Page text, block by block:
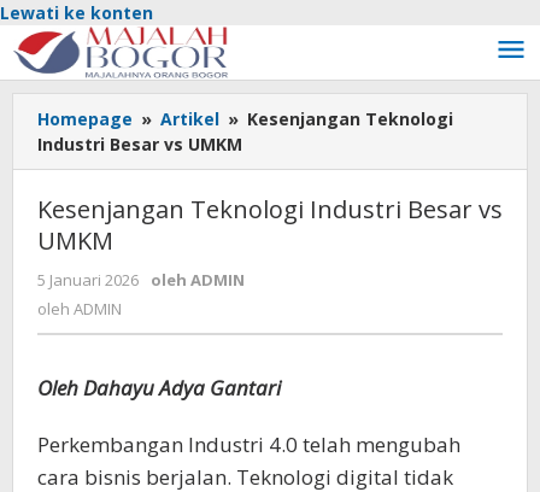
Lewati ke konten
Homepage » Artikel » Kesenjangan Teknologi
Industri Besar vs UMKM
Kesenjangan Teknologi Industri Besar vs
UMKM
5 Januari 2026 oleh ADMIN
oleh ADMIN
Oleh Dahayu Adya Gantari
Perkembangan Industri 4.0 telah mengubah
cara bisnis berjalan. Teknologi digital tidak